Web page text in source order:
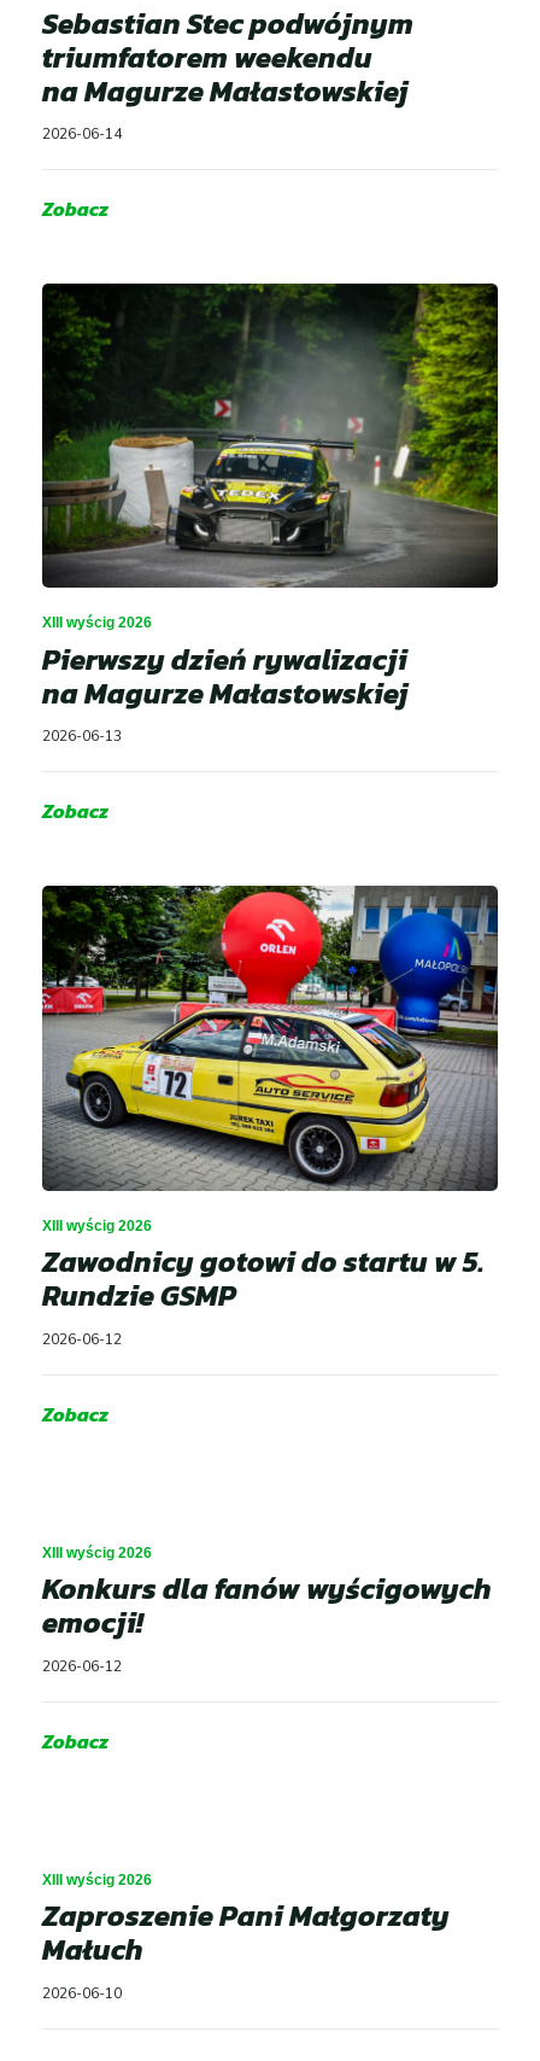
Dla Zawodnika
Dla Kibica
Sebastian Stec podwójnym
triumfatorem weekendu
na Magurze Małastowskiej
2026-06-14
Zobacz
XIII wyścig 2026
Pierwszy dzień rywalizacji
na Magurze Małastowskiej
2026-06-13
Zobacz
XIII wyścig 2026
Zawodnicy gotowi do startu w 5.
Rundzie GSMP
2026-06-12
Zobacz
XIII wyścig 2026
Konkurs dla fanów wyścigowych
emocji!
2026-06-12
Zobacz
XIII wyścig 2026
Zaproszenie Pani Małgorzaty
Małuch
2026-06-10